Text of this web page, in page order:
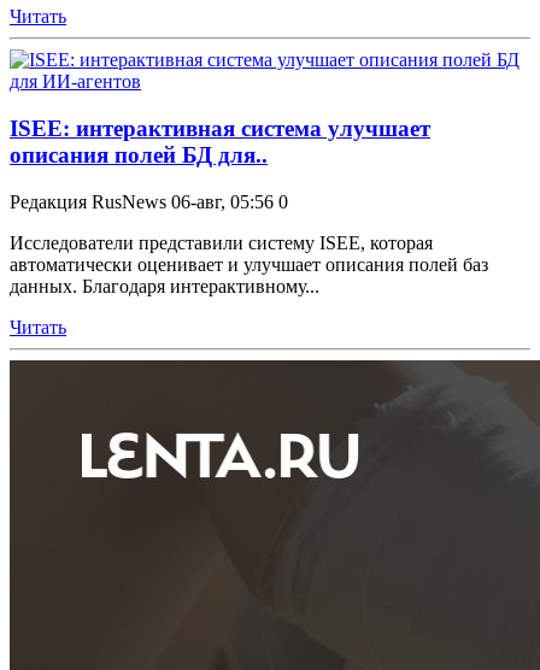
Читать
ISEE: интерактивная система улучшает
описания полей БД для..
Редакция RusNews 06-авг, 05:56 0
Исследователи представили систему ISEE, которая
автоматически оценивает и улучшает описания полей баз
данных. Благодаря интерактивному...
Читать